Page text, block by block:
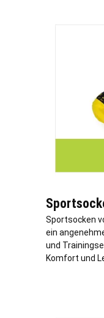
Sportsocken
ein
und
Komfort und